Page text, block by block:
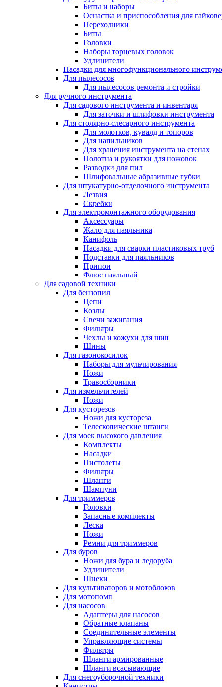
Биты и наборы
Оснастка и приспособления для
Переходники
Биты
Головки
Наборы торцевых головок
Удлинители
Насадки для многофункционального
Для пылесосов
Для пылесосов ремонта и стройки
Для ручного инструмента
Для садового инструмента и инвентаря
Для заточки и шлифовки инструмента
Для столярно-слесарного инструмента
Для молотков, кувалд и топоров
Для напильников
Для хранения инструмента на стенах
Полотна и рукоятки для ножовок
Разводки для пил
Шлифовальные абразивные губки
Для штукатурно-отделочного инструмента
Лезвия
Скребки
Для электромонтажного оборудования
Аксессуары
Жало для паяльника
Канифоль
Насадки для сварки пластиковых труб
Подставки для паяльников
Припои
Флюс паяльный
Для садовой техники
Для бензопил
Цепи
Козлы
Свечи зажигания
Фильтры
Чехлы и кожухи для шин
Шины
Для газонокосилок
Наборы для мульчирования
Ножи
Травосборники
Для измельчителей
Ножи
Для кусторезов
Ножи для кустореза
Телескопические штанги
Для моек высокого давления
Комплекты
Насадки
Пистолеты
Фильтры
Шланги
Шампуни
Для триммеров
Головки
Запасные комплекты
Леска
Ножи
Ремни для триммеров
Для буров
Ножи для бура и ледоруба
Удлинители
Шнеки
Для культиваторов и мотоблоков
Для мотопомп
Для насосов
Адаптеры для насосов
Обратные клапаны
Соединительные элементы
Управляющие системы
Фильтры
Шланги армированные
Шланги всасывающие
Для снегоуборочной техники